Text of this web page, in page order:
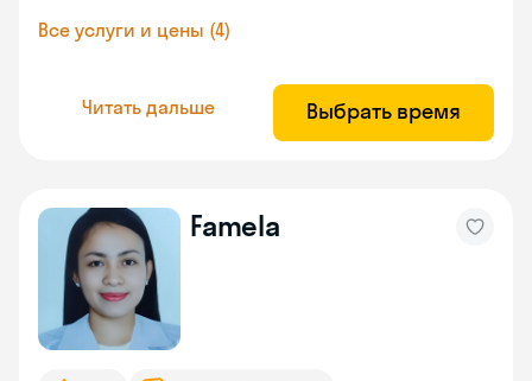
Все услуги и цены (4)
Читать дальше Выбрать время
Famela